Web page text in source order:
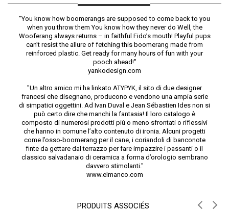
"You know how boomerangs are supposed to come back to you
when you throw them You know how they never do Well, the
Wooferang always returns – in faithful Fido’s mouth! Playful pups
can’t resist the allure of fetching this boomerang made from
reinforced plastic. Get ready for many hours of fun with your
pooch ahead!"
yankodesign.com
"Un altro amico mi ha linkato ATYPYK, il sito di due designer
francesi che disegnano, producono e vendono una ampia serie
di simpatici oggettini. Ad Ivan Duval e Jean Sébastien Ides non si
può certo dire che manchi la fantasia! Il loro catalogo è
composto di numerosi prodotti più o meno sfrontati o riflessivi
che hanno in comune l’alto contenuto di ironia. Alcuni progetti
come l’osso-boomerang per il cane, i coriandoli di banconote
finte da gettare dal terrazzo per fare impazzire i passanti o il
classico salvadanaio di ceramica a forma d’orologio sembrano
davvero stimolanti."
www.elmanco.com
PRODUITS ASSOCIÉS